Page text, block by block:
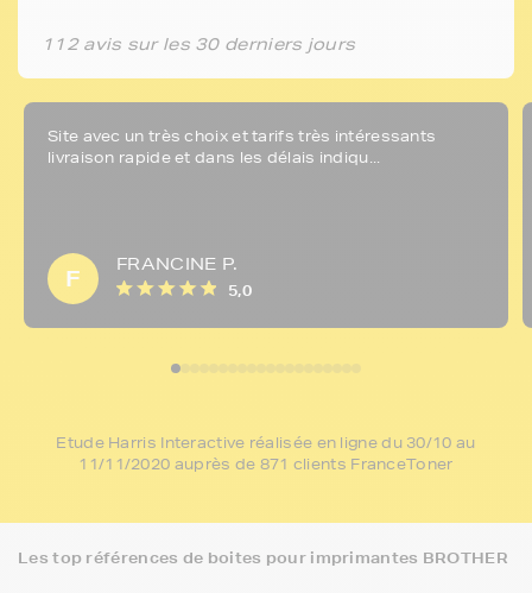
112 avis sur les 30 derniers jours
Site avec un très choix et tarifs très intéressants
livraison rapide et dans les délais indiqu...
F
FRANCINE P.
5,0
Etude Harris Interactive réalisée en ligne du 30/10 au
11/11/2020 auprès de 871 clients FranceToner
Les top références de boites pour imprimantes BROTHER